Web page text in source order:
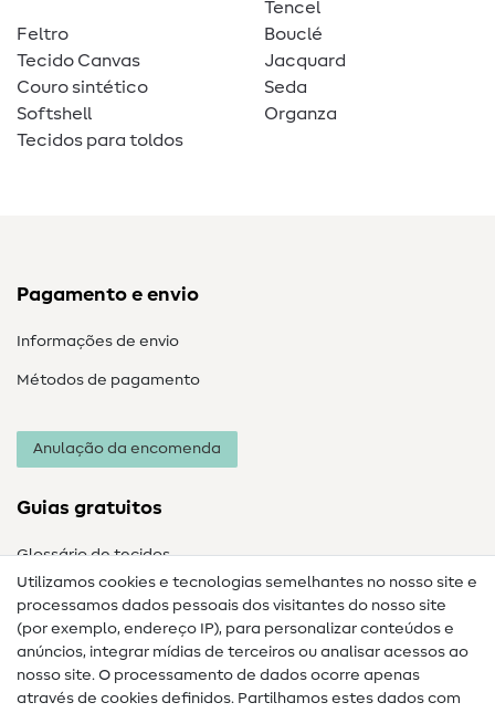
Feltro
Tecido Canvas
Couro sintético
Softshell
Tecidos para toldos
Tencel
Bouclé
Jacquard
Seda
Organza
Pagamento e envio
Informações de envio
Métodos de pagamento
Anulação da encomenda
Guias gratuitos
Glossário de tecidos
Guias de costura
Ajuda e contacto
Utilizamos cookies e tecnologias semelhantes no nosso site e
processamos dados pessoais dos visitantes do nosso site
(por exemplo, endereço IP), para personalizar conteúdos e
anúncios, integrar mídias de terceiros ou analisar acessos ao
nosso site. O processamento de dados ocorre apenas
através de cookies definidos. Partilhamos estes dados com